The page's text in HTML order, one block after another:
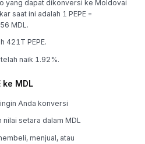
yang dapat dikonversi ke Moldovai
saat ini adalah 1 PEPE =
MDL.
421T PEPE.
naik 1.92%.
ke MDL
Anda konversi
setara dalam MDL
menjual, atau